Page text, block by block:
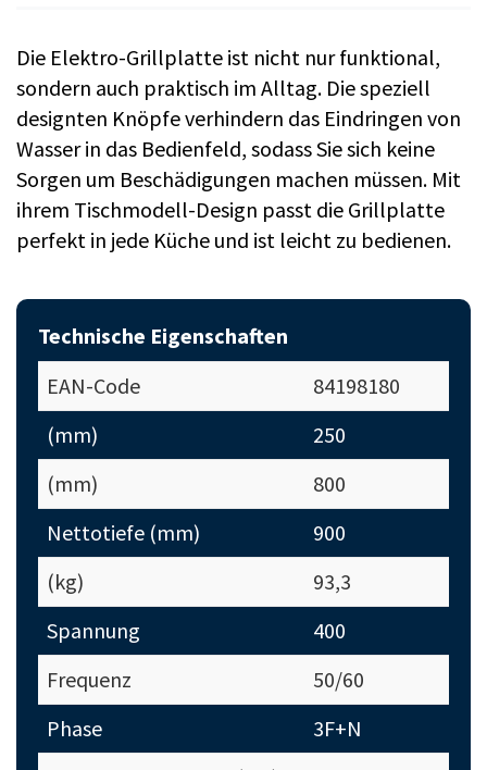
Die Elektro-Grillplatte ist nicht nur funktional,
sondern auch praktisch im Alltag. Die speziell
designten Knöpfe verhindern das Eindringen von
Wasser in das Bedienfeld, sodass Sie sich keine
Sorgen um Beschädigungen machen müssen. Mit
ihrem Tischmodell-Design passt die Grillplatte
perfekt in jede Küche und ist leicht zu bedienen.
Technische Eigenschaften
EAN-Code
84198180
(mm)
250
(mm)
800
Nettotiefe (mm)
900
(kg)
93,3
Spannung
400
Frequenz
50/60
Phase
3F+N